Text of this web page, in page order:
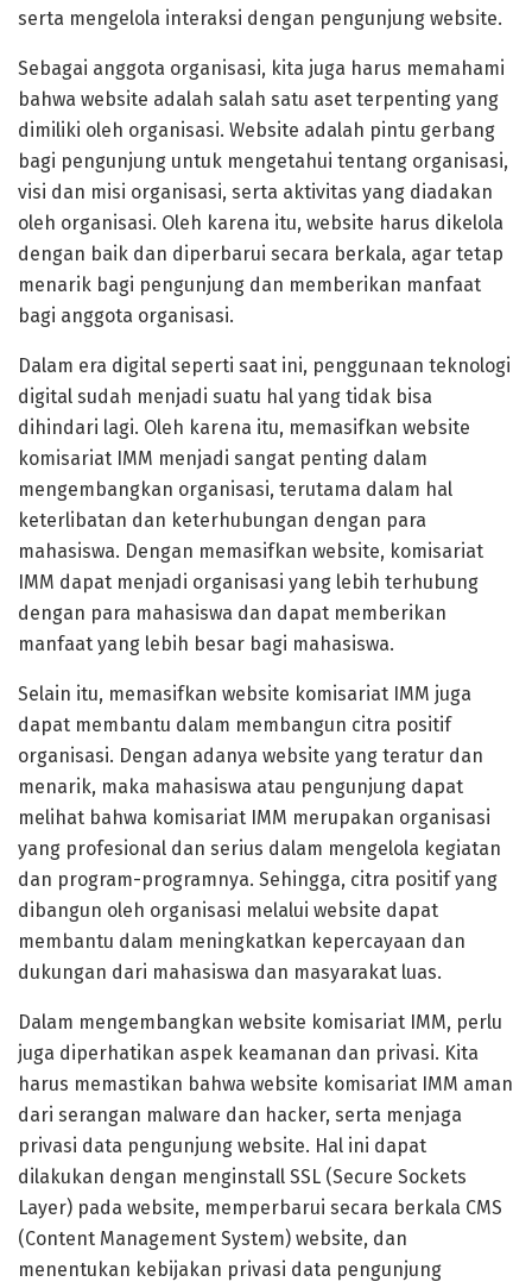
serta mengelola interaksi dengan pengunjung website.
Sebagai anggota organisasi, kita juga harus memahami
bahwa website adalah salah satu aset terpenting yang
dimiliki oleh organisasi. Website adalah pintu gerbang
bagi pengunjung untuk mengetahui tentang organisasi,
visi dan misi organisasi, serta aktivitas yang diadakan
oleh organisasi. Oleh karena itu, website harus dikelola
dengan baik dan diperbarui secara berkala, agar tetap
menarik bagi pengunjung dan memberikan manfaat
bagi anggota organisasi.
Dalam era digital seperti saat ini, penggunaan teknologi
digital sudah menjadi suatu hal yang tidak bisa
dihindari lagi. Oleh karena itu, memasifkan website
komisariat IMM menjadi sangat penting dalam
mengembangkan organisasi, terutama dalam hal
keterlibatan dan keterhubungan dengan para
mahasiswa. Dengan memasifkan website, komisariat
IMM dapat menjadi organisasi yang lebih terhubung
dengan para mahasiswa dan dapat memberikan
manfaat yang lebih besar bagi mahasiswa.
Selain itu, memasifkan website komisariat IMM juga
dapat membantu dalam membangun citra positif
organisasi. Dengan adanya website yang teratur dan
menarik, maka mahasiswa atau pengunjung dapat
melihat bahwa komisariat IMM merupakan organisasi
yang profesional dan serius dalam mengelola kegiatan
dan program-programnya. Sehingga, citra positif yang
dibangun oleh organisasi melalui website dapat
membantu dalam meningkatkan kepercayaan dan
dukungan dari mahasiswa dan masyarakat luas.
Dalam mengembangkan website komisariat IMM, perlu
juga diperhatikan aspek keamanan dan privasi. Kita
harus memastikan bahwa website komisariat IMM aman
dari serangan malware dan hacker, serta menjaga
privasi data pengunjung website. Hal ini dapat
dilakukan dengan menginstall SSL (Secure Sockets
Layer) pada website, memperbarui secara berkala CMS
(Content Management System) website, dan
menentukan kebijakan privasi data pengunjung